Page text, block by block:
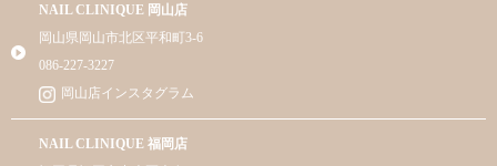
NAIL CLINIQUE 岡山店
岡山県岡山市北区平和町3-6
086-227-3227
岡山店インスタグラム
NAIL CLINIQUE 福岡店